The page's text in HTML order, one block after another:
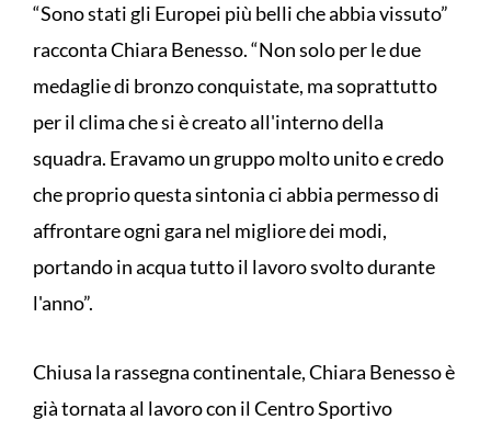
“Sono stati gli Europei più belli che abbia vissuto”
racconta Chiara Benesso. “Non solo per le due
medaglie di bronzo conquistate, ma soprattutto
per il clima che si è creato all'interno della
squadra. Eravamo un gruppo molto unito e credo
che proprio questa sintonia ci abbia permesso di
affrontare ogni gara nel migliore dei modi,
portando in acqua tutto il lavoro svolto durante
l'anno”.
Chiusa la rassegna continentale, Chiara Benesso è
già tornata al lavoro con il Centro Sportivo